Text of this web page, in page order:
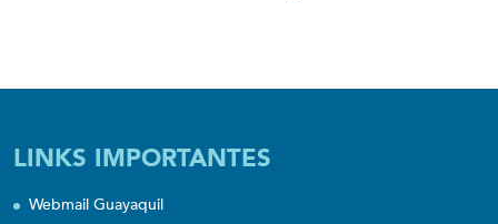
LINKS IMPORTANTES
Webmail Guayaquil